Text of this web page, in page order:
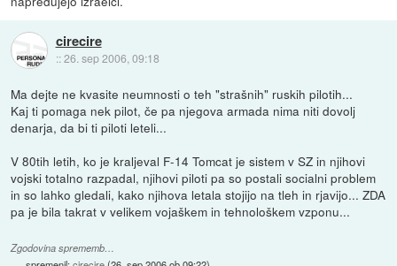
cirecire
::26. sep 2006, 09:18
Ma dejte ne kvasite neumnosti o teh "strašnih" ruskih pilotih...
Kaj ti pomaga nek pilot, če pa njegova armada nima niti dovolj
denarja, da bi ti piloti leteli...
V 80tih letih, ko je kraljeval F-14 Tomcat je sistem v SZ in njihovi
vojski totalno razpadal, njihovi piloti pa so postali socialni problem
in so lahko gledali, kako njihova letala stojijo na tleh in rjavijo... ZDA
pa je bila takrat v velikem vojaškem in tehnološkem vzponu...
Zgodovina sprememb…